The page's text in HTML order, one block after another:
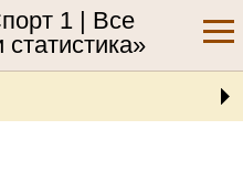
1 | Все